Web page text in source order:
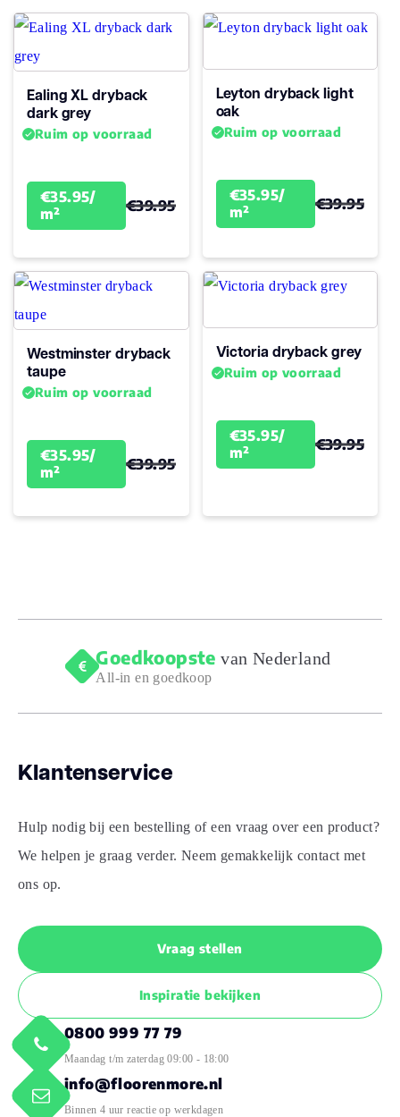
Structuur
natuurgetrouwe
STRAQ Product USPS
Geschikt voor
vloerverwarming
intensief
loopgeluid,
Vochtbestendig
Silent Rigid Click 0
Soort pvc plak
V groef 4-zijdes (micro)
Vlekbestendig
gebruik
vtwonen
Soort vloer
PVC Dryback
Visgraat
Ealing XL dryback
dark grey
Ruim op voorraad
€35.95/
m²
€39.95
Leyton dryback light
oak
Ruim op voorraad
€35.95/
m²
€39.95
Westminster dryback
taupe
Ruim op voorraad
€35.95/
m²
€39.95
Victoria dryback grey
Ruim op voorraad
€35.95/
m²
€39.95
Goedkoopste van Nederland
All-in en goedkoop
Klantenservice
Hulp nodig bij een bestelling of een vraag over een product?
We helpen je graag verder. Neem gemakkelijk contact met
ons op.
Vraag stellen
Inspiratie bekijken
0800 999 77 79
Maandag t/m zaterdag 09:00 - 18:00
info@floorenmore.nl
Binnen 4 uur reactie op werkdagen